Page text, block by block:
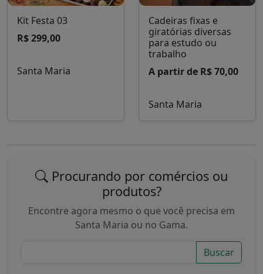
Kit Festa 03
R$ 299,00
Santa Maria
Cadeiras fixas e
giratórias diversas
para estudo ou
trabalho
A partir de R$ 70,00
Santa Maria
Procurando por comércios ou
produtos?
Encontre agora mesmo o que você precisa em
Santa Maria ou no Gama.
Buscar